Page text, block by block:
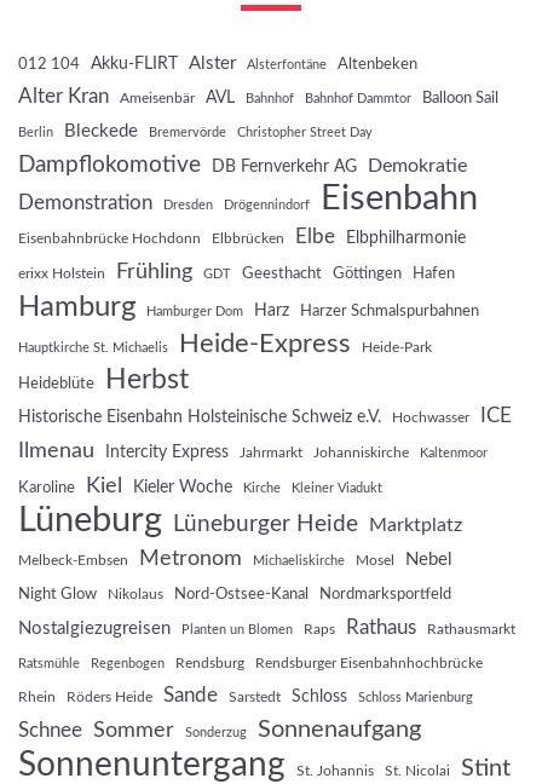
012 104 Akku-FLIRT Alster Alsterfontäne Altenbeken
Alter Kran Ameisenbär AVL Bahnhof Bahnhof Dammtor Balloon Sail
Berlin Bleckede Bremervörde Christopher Street Day
Dampflokomotive DB Fernverkehr AG Demokratie
Demonstration Dresden Drögennindorf Eisenbahn
Eisenbahnbrücke Hochdonn Elbbrücken Elbe Elbphilharmonie
erixx Holstein Frühling GDT Geesthacht Göttingen Hafen
Hamburg Hamburger Dom Harz Harzer Schmalspurbahnen
Hauptkirche St. Michaelis Heide-Express Heide-Park
Heideblüte Herbst
Historische Eisenbahn Holsteinische Schweiz e.V. Hochwasser ICE
Ilmenau Intercity Express Jahrmarkt Johanniskirche Kaltenmoor
Karoline Kiel Kieler Woche Kirche Kleiner Viadukt
Lüneburg Lüneburger Heide Marktplatz
Melbeck-Embsen Metronom Michaeliskirche Mosel Nebel
Night Glow Nikolaus Nord-Ostsee-Kanal Nordmarksportfeld
Nostalgiezugreisen Planten un Blomen Raps Rathaus Rathausmarkt
Ratsmühle Regenbogen Rendsburg Rendsburger Eisenbahnhochbrücke
Rhein Röders Heide Sande Sarstedt Schloss Schloss Marienburg
Schnee Sommer Sonderzug Sonnenaufgang
Sonnenuntergang St. Johannis St. Nicolai Stint